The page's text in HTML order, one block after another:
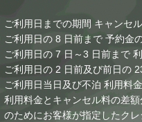
ご利用日までの期間 キャンセ
ご利用日の 8 日前まで 予約金
ご利用日の 7 日～3 日前まで
ご利用日の 2 日前及び前日の
ご利用日当日及び不泊 利用料
利用料金とキャンセル料の差
のためにお客様が指定したク